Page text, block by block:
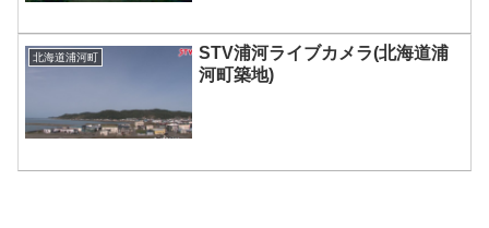
北海道浦河町
STV浦河ライブカメラ(北海道浦
河町築地)